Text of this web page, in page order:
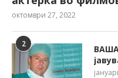
октомври 27, 2022
2